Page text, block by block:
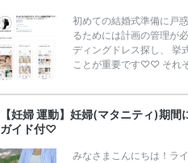
初めての結婚式準備に戸
るためには計画の管理が
ディングドレス探し、 挙
ことが重要です♡♡ それ
いたします♪* 結婚式場を
ェディング- Apple Store
E＆DRESSY プラコレウ
【妊婦 運動】妊婦(マタニティ)期
ガイド付♡
みなさまこんにちは！ラ